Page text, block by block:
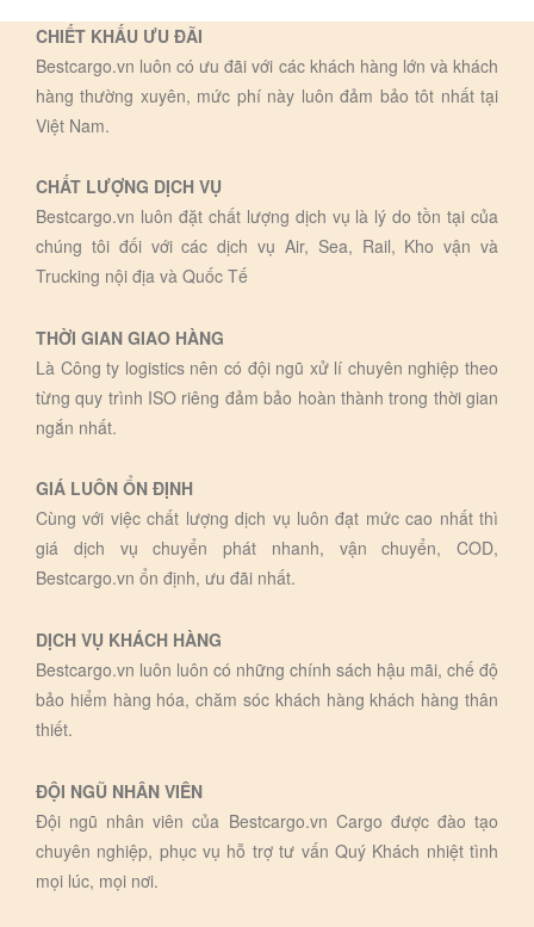
CHIẾT KHẤU ƯU ĐÃI
Bestcargo.vn luôn có ưu đãi với các khách hàng lớn và khách
hàng thường xuyên, mức phí này luôn đảm bảo tôt nhất tại
Việt Nam.
CHẤT LƯỢNG DỊCH VỤ
Bestcargo.vn luôn đặt chất lượng dịch vụ là lý do tồn tại của
chúng tôi đối với các dịch vụ Air, Sea, Rail, Kho vận và
Trucking nội địa và Quốc Tế
THỜI GIAN GIAO HÀNG
Là Công ty logistics nên có đội ngũ xử lí chuyên nghiệp theo
từng quy trình ISO riêng đảm bảo hoàn thành trong thời gian
ngắn nhất.
GIÁ LUÔN ỔN ĐỊNH
Cùng với việc chất lượng dịch vụ luôn đạt mức cao nhất thì
giá dịch vụ chuyển phát nhanh, vận chuyển, COD,
Bestcargo.vn ổn định, ưu đãi nhất.
DỊCH VỤ KHÁCH HÀNG
Bestcargo.vn luôn luôn có những chính sách hậu mãi, chế độ
bảo hiểm hàng hóa, chăm sóc khách hàng khách hàng thân
thiết.
ĐỘI NGŨ NHÂN VIÊN
Đội ngũ nhân viên của Bestcargo.vn Cargo được đào tạo
chuyên nghiệp, phục vụ hỗ trợ tư vấn Quý Khách nhiệt tình
mọi lúc, mọi nơi.